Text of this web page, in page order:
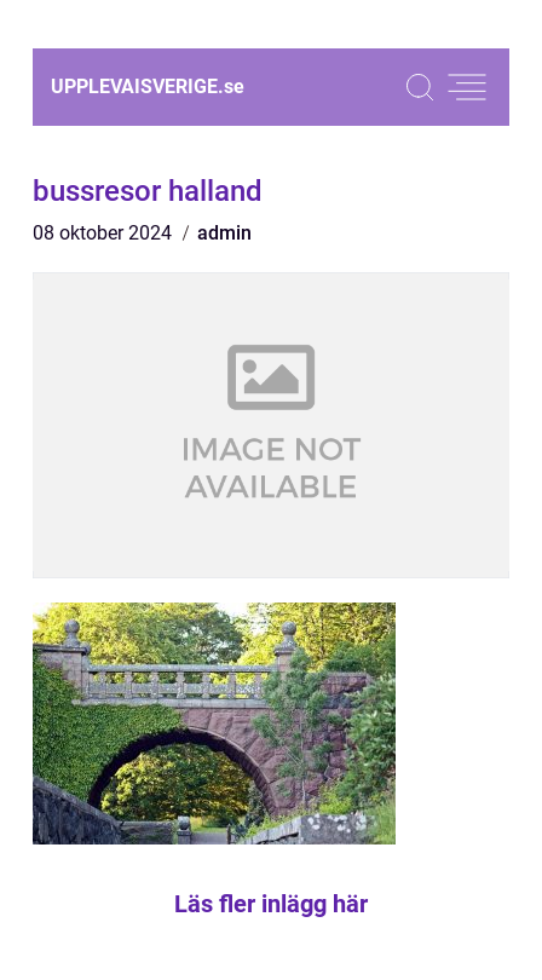
UPPLEVAISVERIGE.se
bussresor halland
08 oktober 2024 admin
Läs fler inlägg här